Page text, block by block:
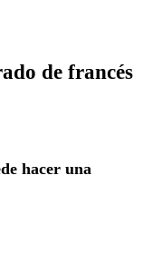
de francés
hacer una